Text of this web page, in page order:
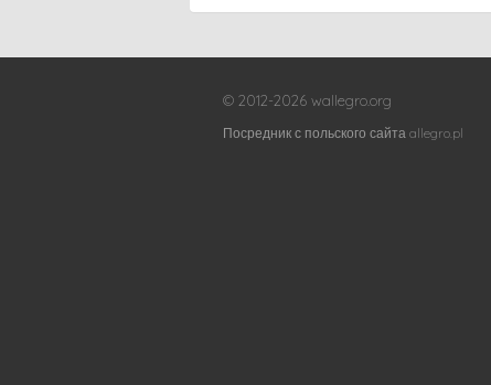
© 2012-2026 wallegro.org
Посредник с польского сайта allegro.pl